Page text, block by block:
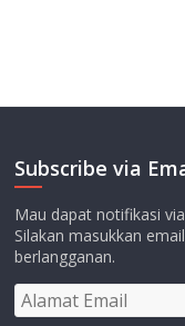
Subscribe via
Mau dapat notifikasi
Silakan masukkan
berlangganan.
Alamat
Email